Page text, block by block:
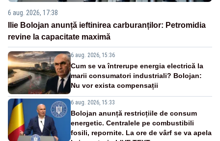
6 aug. 2026, 17:38
Ilie Bolojan anunță ieftinirea carburanților: Petromidia
revine la capacitate maximă
6 aug. 2026, 15:36
Cum se va întrerupe energia electrică la
marii consumatori industriali? Bolojan:
Nu vor exista compensații
6 aug. 2026, 15:33
Bolojan anunță restricțiile de consum
energetic. Centralele pe combustibili
fosili, repornite. La ore de vârf se va apela